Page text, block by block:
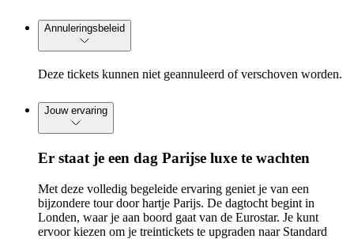
Annuleringsbeleid
Deze tickets kunnen niet geannuleerd of verschoven worden.
Jouw ervaring
Er staat je een dag Parijse luxe te wachten
Met deze volledig begeleide ervaring geniet je van een
bijzondere tour door hartje Parijs. De dagtocht begint in
Londen, waar je aan boord gaat van de Eurostar. Je kunt
ervoor kiezen om je treintickets te upgraden naar Standard